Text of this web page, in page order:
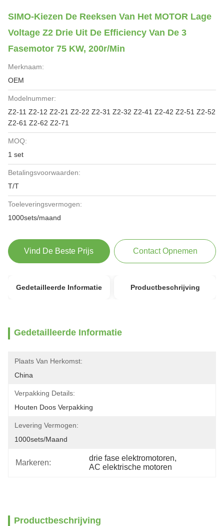
SIMO-Kiezen De Reeksen Van Het MOTOR Lage
Voltage Z2 Drie Uit De Efficiency Van De 3
Fasemotor 75 KW, 200r/min
Merknaam:
OEM
Modelnummer:
Z2-11 Z2-12 Z2-21 Z2-22 Z2-31 Z2-32 Z2-41 Z2-42 Z2-51 Z2-52
Z2-61 Z2-62 Z2-71
MOQ:
1 set
Betalingsvoorwaarden:
T/T
Toeleveringsvermogen:
1000sets/maand
Vind De Beste Prijs Contact Opnemen
Gedetailleerde Informatie Productbeschrijving
Gedetailleerde Informatie
Plaats Van Herkomst:
China
Verpakking Details:
Houten Doos Verpakking
Levering Vermogen:
1000sets/maand
Markeren:
drie fase elektromotoren,
AC elektrische motoren
Productbeschrijving